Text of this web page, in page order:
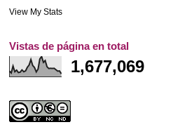
View My Stats
Vistas de página en total
1,677,069